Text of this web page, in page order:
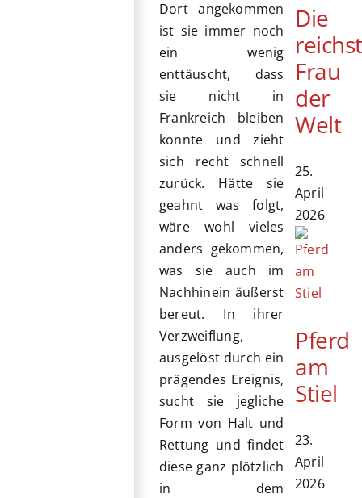
Dort angekommen
ist sie immer noch
ein wenig
enttäuscht, dass
sie nicht in
Frankreich bleiben
konnte und zieht
sich recht schnell
zurück. Hätte sie
geahnt was folgt,
wäre wohl vieles
anders gekommen,
was sie auch im
Nachhinein äußerst
bereut. In ihrer
Verzweiflung,
ausgelöst durch ein
prägendes Ereignis,
sucht sie jegliche
Form von Halt und
Rettung und findet
diese ganz plötzlich
in dem
Die
Frau
der
Welt
25.
April
2026
Pferd
am
Stiel
23.
April
2026